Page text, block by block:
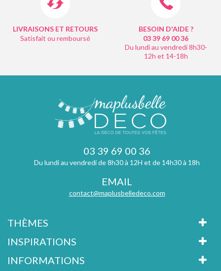
LIVRAISONS ET RETOURS
Satisfait ou remboursé
BESOIN D'AIDE ?
03 39 69 0036
Du lundi au vendredi 8h30-
12h et 14-18h
03 39 69 00 36
Du lundi au vendredi de 8h30 à 12H et de 14h30 à 18h
EMAIL
contact@maplusbelledeco.com
THÈMES
INSPIRATIONS
INFORMATIONS